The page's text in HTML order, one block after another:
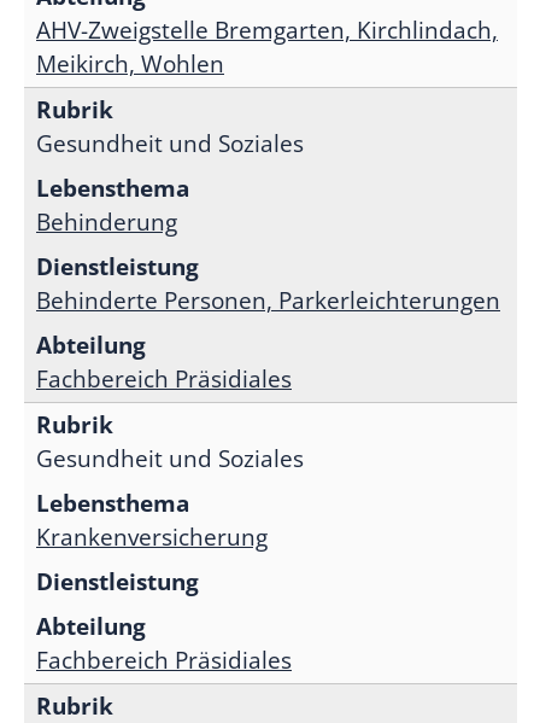
AHV-Zweigstelle Bremgarten, Kirchlindach,
Meikirch, Wohlen
Gesundheit und Soziales
Behinderung
Behinderte Personen, Parkerleichterungen
Fachbereich Präsidiales
Gesundheit und Soziales
Krankenversicherung
Fachbereich Präsidiales